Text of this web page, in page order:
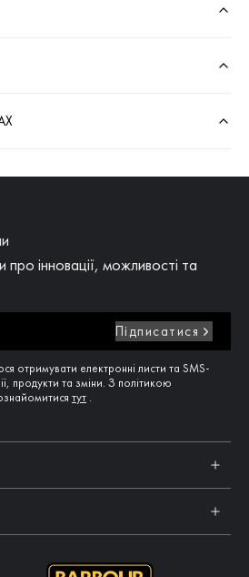
інновації, можливості та
Підписатися
отримувати електронні листи та SMS-
продукти та зміни. З політикою
тут .